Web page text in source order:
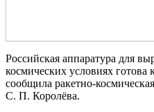
Российская аппаратура для
космических условиях готова
сообщила ракетно-
С. П. Королёва.